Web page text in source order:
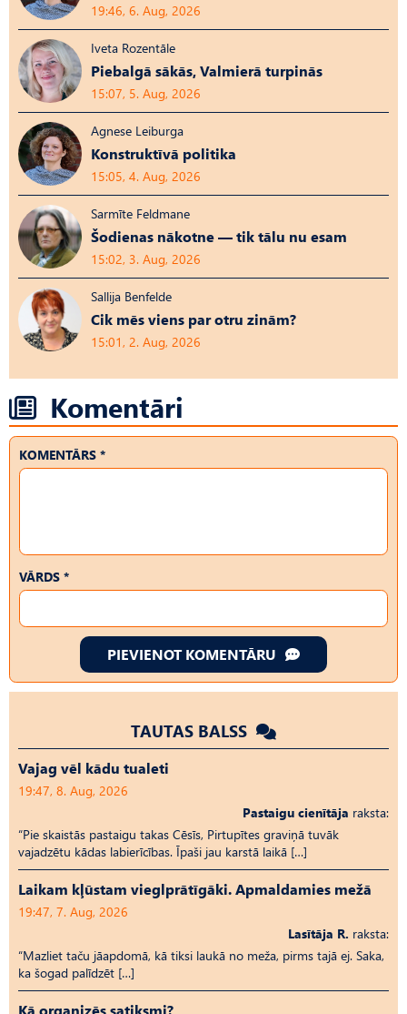
19:46, 6. Aug, 2026
Iveta Rozentāle
Piebalgā sākās, Valmierā turpinās
15:07, 5. Aug, 2026
Agnese Leiburga
Konstruktīvā politika
15:05, 4. Aug, 2026
Sarmīte Feldmane
Šodienas nākotne — tik tālu nu esam
15:02, 3. Aug, 2026
Sallija Benfelde
Cik mēs viens par otru zinām?
15:01, 2. Aug, 2026
Komentāri
KOMENTĀRS *
VĀRDS *
PIEVIENOT KOMENTĀRU
TAUTAS BALSS
Vajag vēl kādu tualeti
19:47, 8. Aug, 2026
Pastaigu cienītāja raksta:
“Pie skaistās pastaigu takas Cēsīs, Pirtupītes graviņā tuvāk
vajadzētu kādas labierīcības. Īpaši jau karstā laikā […]
Laikam kļūstam vieglprātīgāki. Apmaldamies mežā
19:47, 7. Aug, 2026
Lasītāja R. raksta:
“Mazliet taču jāapdomā, kā tiksi laukā no meža, pirms tajā ej. Saka,
ka šogad palīdzēt […]
Kā organizēs satiksmi?